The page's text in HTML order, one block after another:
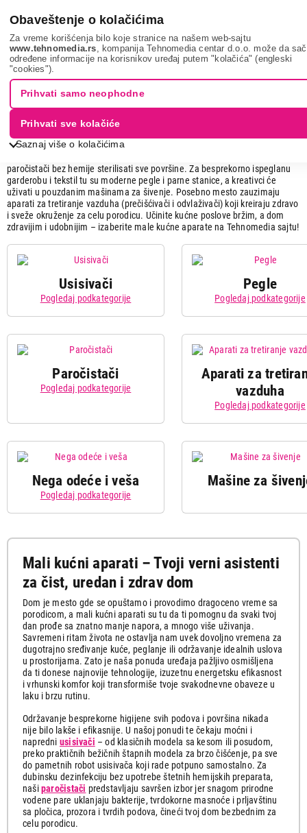
Obaveštenje o kolačićima
Za vreme korišćenja bilo koje stranice na našem web-sajtu
www.tehnomedia.rs , kompanija Tehnomedia centar d.o.o. može da
određene informacije na korisnikov uređaj putem "kolačića" (engleski
"cookies").
Saznaj više o kolačićima
Prihvati samo neophodne
Prihvati sve kolačiće
Mali kućni aparati
Mali kućni aparati
Unesite vrhunsku funkcionalnost i besprekoran red u svoje domaćinstvo uz
našu ponudu malih kućnih aparata. Ova kategorija okuplja moćne uređaje
koji vam maksimalno olakšavaju održavanje doma, brigu o zdravlju i odeći.
paročistači bez hemije sterilisati sve površine. Za besprekorno ispeglanu
garderobu i tekstil tu su moderne pegle i parne stanice, a kreativci će
uživati u pouzdanim mašinama za šivenje. Posebno mesto zauzimaju
aparati za tretiranje vazduha (prečišćivači i odvlaživači) koji kreiraju zdravo
i sveže okruženje za celu porodicu. Učinite kućne poslove bržim, a dom
zdravijim i udobnijim – izaberite male kućne aparate na Tehnomedia sajtu!
Usisivači
Pogledaj podkategorije
Štapni
Robot
usisivači
usisivači
Usisivači
za
dubinsko
pranje
Usisivači
Usisivači
za prozore
Oprema
za
usisivače
Pegle
Pogledaj podkategorije
paru
Vertikalne
Sredstva
za
održavanje
pegle
Paročistači
Pogledaj podkategorije
paročistači
Ručni
paročistači
Oprema i
paročistače
Aparati za
vazduha
Pogledaj podkategorije
Prečišćivači
vazduha
Ovlaživači i
vazduha
Nega odeće i veša
Pogledaj podkategorije
Sušilice za
veš
Daske za
peglanje
Šišači
džempera
Navlake
za daske
Mašine za
Mali kućni aparati – Tvoji verni asistenti
za čist, uredan i zdrav dom
Dom je mesto gde se opuštamo i provodimo dragoceno vreme sa
porodicom, a mali kućni aparati su tu da ti pomognu da svaki tvoj
dan prođe sa znatno manje napora, a mnogo više uživanja.
Savremeni ritam života ne ostavlja nam uvek dovoljno vremena za
dugotrajno sređivanje kuće, peglanje ili održavanje idealnih uslova
u prostorijama. Zato je naša ponuda uređaja pažljivo osmišljena
da ti donese najnovije tehnologije, izuzetnu energetsku efikasnost
i vrhunski komfor koji transformiše tvoje svakodnevne obaveze u
laku i brzu rutinu.
Održavanje besprekorne higijene svih podova i površina nikada
nije bilo lakše i efikasnije. U našoj ponudi te čekaju moćni i
napredni usisivači – od klasičnih modela sa kesom ili posudom,
preko praktičnih bežičnih štapnih modela za brzo čišćenje, pa sve
do pametnih robot usisivača koji rade potpuno samostalno. Za
dubinsku dezinfekciju bez upotrebe štetnih hemijskih preparata,
našiparočistači predstavljaju savršen izbor jer snagom prirodne
vodene pare uklanjaju bakterije, tvrdokorne masnoće i prljavštinu
sa pločica, prozora i tvrdih podova, čineći tvoj dom bezbednim za
celu porodicu.